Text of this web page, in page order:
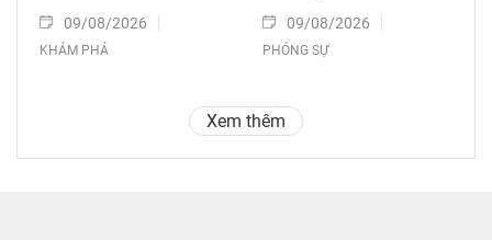
09/08/2026
KHÁM PHÁ
09/08/2026
PHÓNG SỰ
Xem thêm